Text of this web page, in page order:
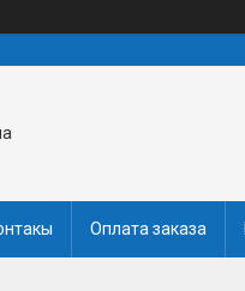
Оплата заказа